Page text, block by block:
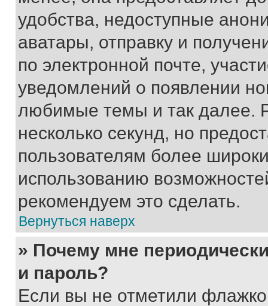
удобства, недоступные
аватары, отправку и
по электронной почте,
уведомлений о появлении
любимые темы и так далее.
несколько секунд, но
пользователям более
использованию
рекомендуем это сделать.
Вернуться наверх
» Почему мне
и пароль?
Если вы не отметили